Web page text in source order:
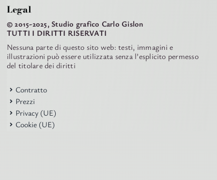
Legal
© 2015-2025, Studio grafico Carlo Gislon
TUTTI I DIRITTI RISERVATI
Nessuna parte di questo sito web: testi, immagini e
illustrazioni può essere utilizzata senza l’esplicito permesso
del titolare dei diritti
Contratto
Prezzi
Privacy (UE)
Cookie (UE)